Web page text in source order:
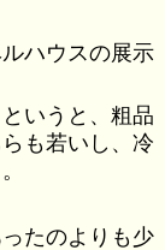
ハウスの展示
いうと、粗品
も若いし、冷
たのよりも少